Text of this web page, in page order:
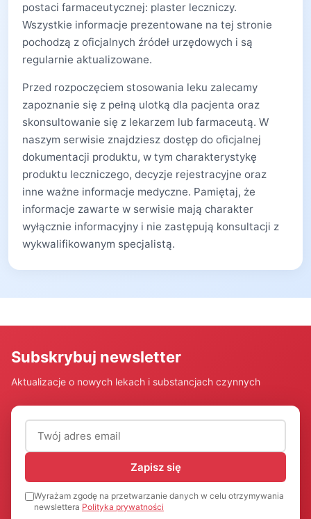
postaci farmaceutycznej: plaster leczniczy.
Wszystkie informacje prezentowane na tej stronie
pochodzą z oficjalnych źródeł urzędowych i są
regularnie aktualizowane.
Przed rozpoczęciem stosowania leku zalecamy
zapoznanie się z pełną ulotką dla pacjenta oraz
skonsultowanie się z lekarzem lub farmaceutą. W
naszym serwisie znajdziesz dostęp do oficjalnej
dokumentacji produktu, w tym charakterystykę
produktu leczniczego, decyzje rejestracyjne oraz
inne ważne informacje medyczne. Pamiętaj, że
informacje zawarte w serwisie mają charakter
wyłącznie informacyjny i nie zastępują konsultacji z
wykwalifikowanym specjalistą.
Subskrybuj newsletter
Aktualizacje o nowych lekach i substancjach czynnych
Adres email (wymagany)
Zapisz się
Wyrażam zgodę na przetwarzanie danych w celu otrzymywania
newslettera Polityka prywatności